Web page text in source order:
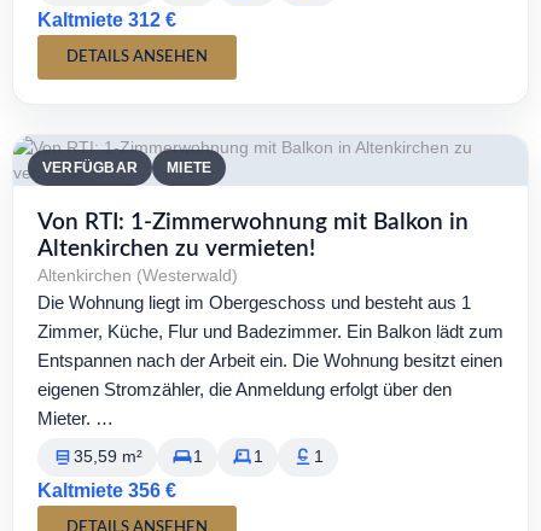
Kaltmiete 312 €
DETAILS ANSEHEN
VERFÜGBAR MIETE
Von RTI: 1-Zimmerwohnung mit Balkon in
Altenkirchen zu vermieten!
Altenkirchen (Westerwald)
Die Wohnung liegt im Obergeschoss und besteht aus 1
Zimmer, Küche, Flur und Badezimmer. Ein Balkon lädt zum
Entspannen nach der Arbeit ein. Die Wohnung besitzt einen
eigenen Stromzähler, die Anmeldung erfolgt über den
Mieter. …
35,59 m² 1 1 1
Kaltmiete 356 €